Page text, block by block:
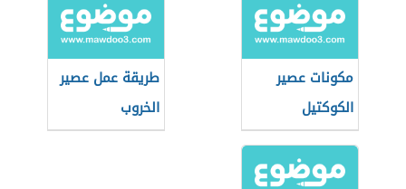
مكونات عصير
الكوكتيل
طريقة عمل عصير
الخروب